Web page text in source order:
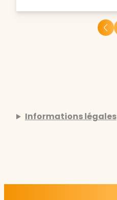
Informations légales